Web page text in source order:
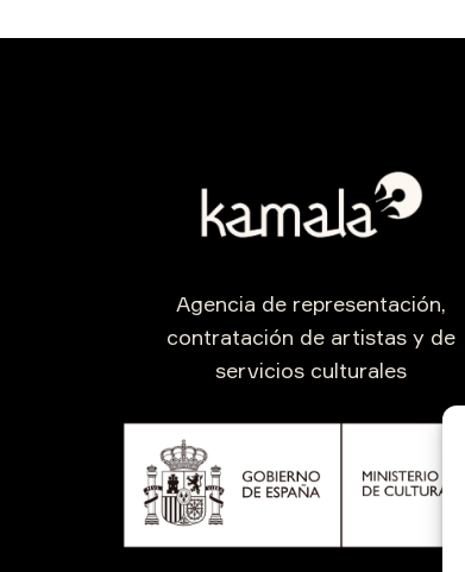
Agencia de representación,
contratación de artistas y de
servicios culturales